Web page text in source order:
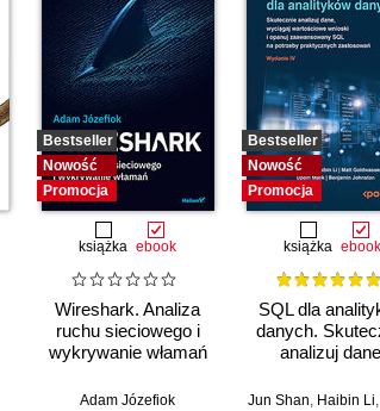
Bestseller
Nowość
Promocja
książka ebook
Wireshark. Analiza
ruchu sieciowego i
wykrywanie włamań
Adam Józefiok
Bestseller
Nowość
Promocja
książka ebook
SQL dla
danych.
analizuj
wartościowe
Jun Shan, Haibin Li,